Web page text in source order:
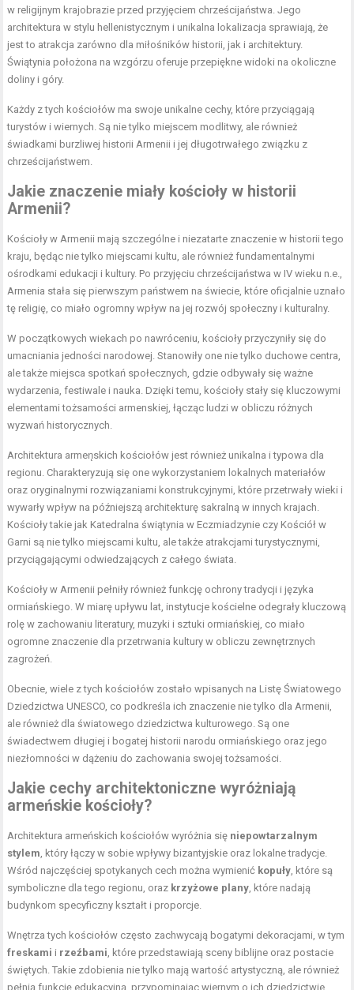
w religijnym krajobrazie przed przyjęciem chrześcijaństwa. Jego
architektura w stylu hellenistycznym i unikalna lokalizacja sprawiają, że
jest to atrakcja zarówno dla miłośników historii, jak i architektury.
Świątynia położona na wzgórzu oferuje przepiękne widoki na okoliczne
doliny i góry.
Każdy z tych kościołów ma swoje unikalne cechy, które przyciągają
turystów i wiernych. Są nie tylko miejscem modlitwy, ale również
świadkami burzliwej historii Armenii i jej długotrwałego związku z
chrześcijaństwem.
Jakie znaczenie miały kościoły w historii
Armenii?
Kościoły w Armenii mają szczególne i niezatarte znaczenie w historii tego
kraju, będąc nie tylko miejscami kultu, ale również fundamentalnymi
ośrodkami edukacji i kultury. Po przyjęciu chrześcijaństwa w IV wieku n.e.,
Armenia stała się pierwszym państwem na świecie, które oficjalnie uznało
tę religię, co miało ogromny wpływ na jej rozwój społeczny i kulturalny.
W początkowych wiekach po nawróceniu, kościoły przyczyniły się do
umacniania jedności narodowej. Stanowiły one nie tylko duchowe centra,
ale także miejsca spotkań społecznych, gdzie odbywały się ważne
wydarzenia, festiwale i nauka. Dzięki temu, kościoły stały się kluczowymi
elementami tożsamości armenskiej, łącząc ludzi w obliczu różnych
wyzwań historycznych.
Architektura armen̨skich kościołów jest również unikalna i typowa dla
regionu. Charakteryzują się one wykorzystaniem lokalnych materiałów
oraz oryginalnymi rozwiązaniami konstrukcyjnymi, które przetrwały wieki i
wywarły wpływ na późniejszą architekturę sakralną w innych krajach.
Kościoły takie jak Katedralna świątynia w Eczmiadzynie czy Kościół w
Garni są nie tylko miejscami kultu, ale także atrakcjami turystycznymi,
przyciągającymi odwiedzających z całego świata.
Kościoły w Armenii pełniły również funkcję ochrony tradycji i języka
ormiańskiego. W miarę upływu lat, instytucje kościelne odegrały kluczową
rolę w zachowaniu literatury, muzyki i sztuki ormiańskiej, co miało
ogromne znaczenie dla przetrwania kultury w obliczu zewnętrznych
zagrożeń.
Obecnie, wiele z tych kościołów zostało wpisanych na Listę Światowego
Dziedzictwa UNESCO, co podkreśla ich znaczenie nie tylko dla Armenii,
ale również dla światowego dziedzictwa kulturowego. Są one
świadectwem długiej i bogatej historii narodu ormiańskiego oraz jego
niezłomności w dążeniu do zachowania swojej tożsamości.
Jakie cechy architektoniczne wyróżniają
armeńskie kościoły?
Architektura armeńskich kościołów wyróżnia się niepowtarzalnym
stylem, który łączy w sobie wpływy bizantyjskie oraz lokalne tradycje.
Wśród najczęściej spotykanych cech można wymienić kopuły, które są
symboliczne dla tego regionu, oraz krzyżowe plany, które nadają
budynkom specyficzny kształt i proporcje.
Wnętrza tych kościołów często zachwycają bogatymi dekoracjami, w tym
freskami i rzeźbami, które przedstawiają sceny biblijne oraz postacie
świętych. Takie zdobienia nie tylko mają wartość artystyczną, ale również
pełnią funkcję edukacyjną, przypominając wiernym o ich dziedzictwie